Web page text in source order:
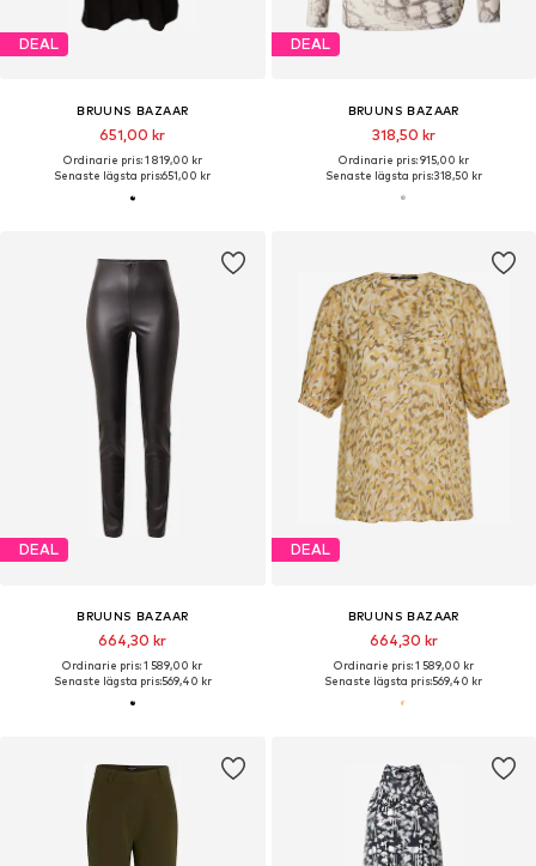
DEAL
BRUUNS BAZAAR
651,00 kr
Ordinarie pris: 1 819,00 kr
Senaste lägsta pris:651,00 kr
DEAL
BRUUNS BAZAAR
318,50 kr
Ordinarie pris: 915,00 kr
Senaste lägsta pris:318,50 kr
DEAL
BRUUNS BAZAAR
664,30 kr
Ordinarie pris: 1 589,00 kr
Senaste lägsta pris:569,40 kr
DEAL
BRUUNS BAZAAR
664,30 kr
Ordinarie pris: 1 589,00 kr
Senaste lägsta pris:569,40 kr